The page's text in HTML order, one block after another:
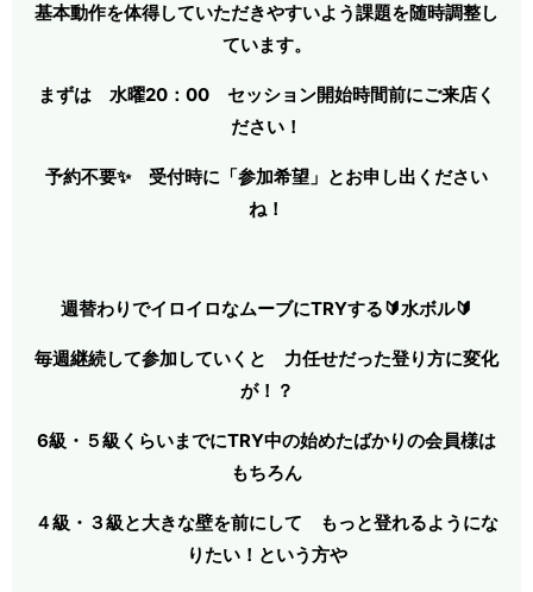
基本動作を体得していただきやすいよう課題を随時調整し
ています。
まずは 水曜20：00 セッション開始時間前にご来店く
ださい！
予約不要✨ 受付時に「参加希望」とお申し出ください
ね！
週替わりでイロイロなムーブにTRYする🔰水ボル🔰
毎週継続して参加していくと 力任せだった登り方に変化
が！？
6級・５級くらいまでにTRY中の始めたばかりの会員様は
もちろん
４級・３級と大きな壁を前にして もっと登れるようにな
りたい！という方や